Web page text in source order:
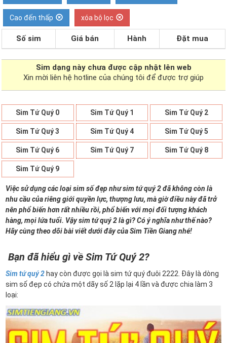
Cao đến thấp xóa bộ lọc
Số sim Giá bán Hành Đặt mua
Sim dạng này chưa được cập nhật lên web
Xin mời liên hệ hotline của chúng tôi để được trợ giúp
Sim Tứ Quý 0 Sim Tứ Quý 1 Sim Tứ Quý 2
Sim Tứ Quý 3 Sim Tứ Quý 4 Sim Tứ Quý 5
Sim Tứ Quý 6 Sim Tứ Quý 7 Sim Tứ Quý 8
Sim Tứ Quý 9
Việc sử dụng các loại sim số đẹp như sim tứ quý 2 đã không còn là
nhu cầu của riêng giới quyền lực, thượng lưu, mà giờ điều này đã trở
nên phổ biến hơn rất nhiều rồi, phổ biến với mọi đối tượng khách
hàng, mọi lứa tuổi. Vậy sim tứ quý 2 là gì? Có ý nghĩa như thế nào?
Hãy cùng theo dõi bài viết dưới đây của Sim Tiền Giang nhé!
Bạn đã hiểu gì về Sim Tứ Quý 2?
Sim tứ quý 2 hay còn được gọi là sim tứ quý đuôi 2222. Đây là dòng
sim số đẹp có chứa một dãy số 2 lặp lại 4 lần và được chia làm 3
loại: